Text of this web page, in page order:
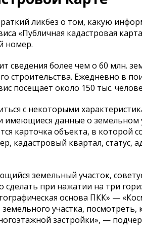
ликбез о том, какую
«Публичная кадастровая
номер.
сведения более чем о 60 млн.
строительства. Ежедневно в
посещает около 150 тыс.
с некоторыми
имеющиеся данные о земельном
карточка объекта, в которой
квартал, статус,
земельный участок,
сделать при нажатии на три
основа ПКК» —
участка, посмотреть,
застройки», —